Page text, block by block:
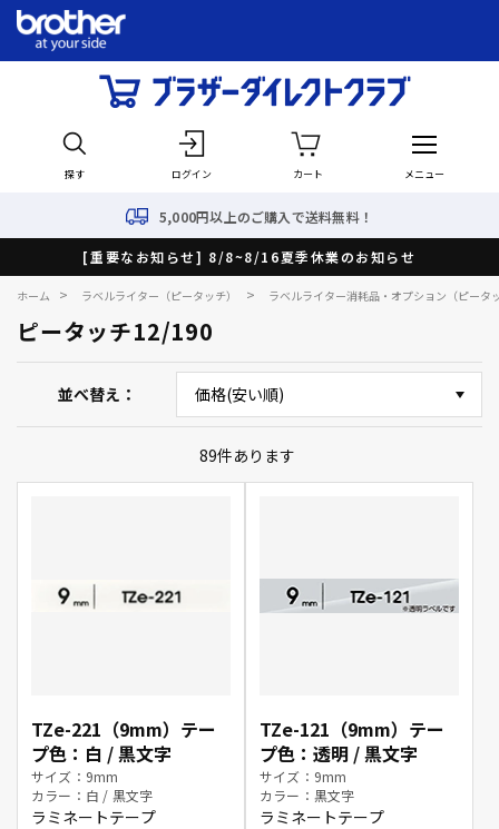
探す ログイン カート メニュー
5,000円以上のご購入で送料無料！
[重要なお知らせ] 8/8~8/16夏季休業のお知らせ
ホーム > ラベルライター（ピータッチ） > ラベルライター消耗品・オプション（ピータ
ピータッチ12/190
並べ替え
89件あります
TZe-221（9mm）テー
プ色：白 / 黒文字
サイズ：9mm
カラー：白 / 黒文字
ラミネートテープ
TZe-121（9mm）テー
プ色：透明 / 黒文字
サイズ：9mm
カラー：黒文字
ラミネートテープ